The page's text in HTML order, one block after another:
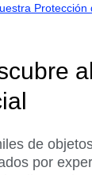
Protección
de
por